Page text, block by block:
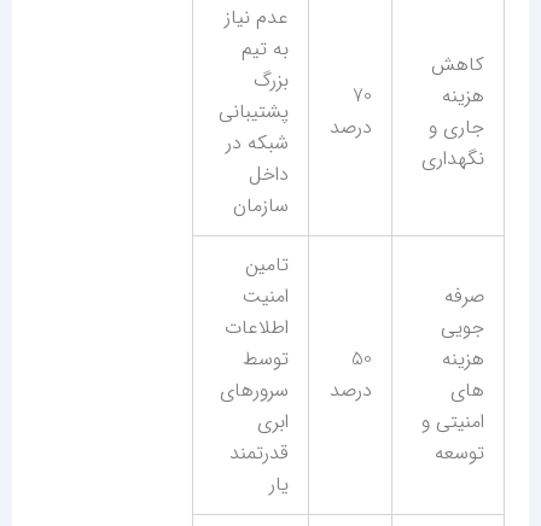
کاهش
هزینه
جاری و
نگهداری
70
درصد
عدم نیاز
به تیم
بزرگ
پشتیبانی
شبکه در
داخل
سازمان
صرفه
جویی
هزینه
های
امنیتی و
توسعه
50
درصد
تامین
امنیت
اطلاعات
توسط
سرورهای
ابری
قدرتمند
یار